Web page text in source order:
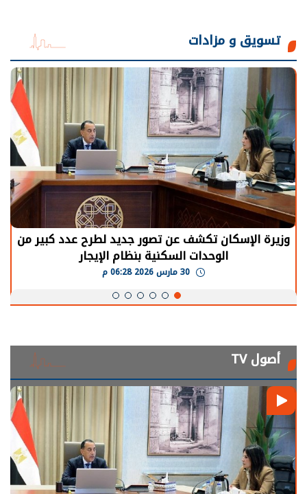
تسويق و مزادات
الرئيس السيسي: توقف الأنشطة في قطاع الطاقة
يحتاج إلى سنوات لعودة معدلات الإنتاج الطبيعية
أصول TV